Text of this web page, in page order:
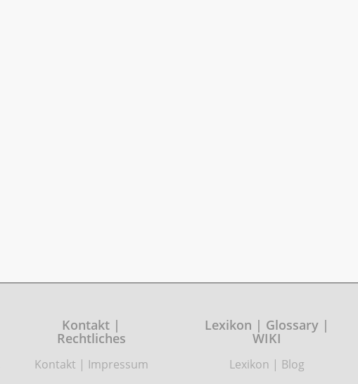
Kontakt |
Rechtliches
Kontakt | Impressum
Lexikon | Glossary |
WIKI
Lexikon | Blog